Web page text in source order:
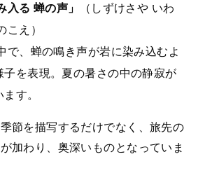
入る 蝉の声」
（しずけさや いわ
こえ）
で、蝉の鳴き声が岩に染み込むよ
子を表現。夏の暑さの中の静寂が
す。
節を描写するだけでなく、旅先の
加わり、奥深いものとなっていま